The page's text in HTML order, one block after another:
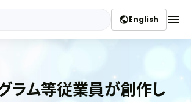
publicEnglish menu
ラム等従業員が創作し